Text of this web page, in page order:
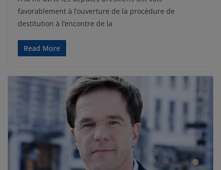
favorablement à l’ouverture de la procédure de
destitution à l’encontre de la
Read More